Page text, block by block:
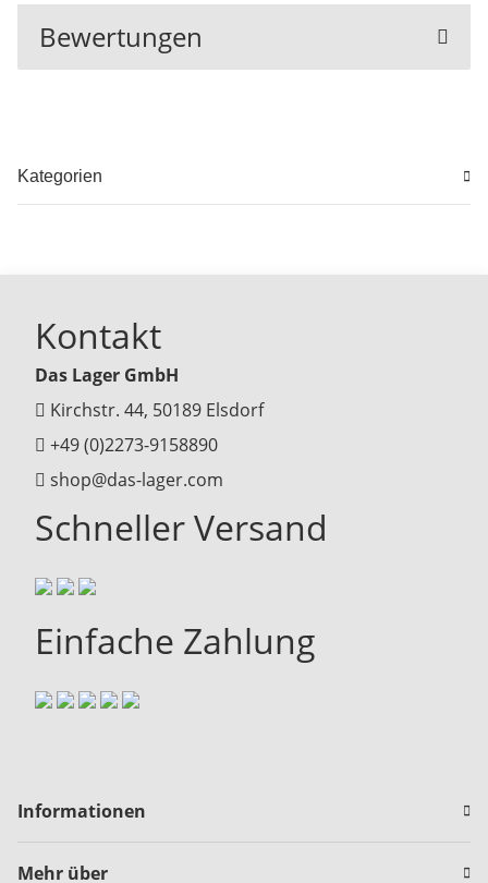
Bewertungen
Kategorien
Kontakt
Das Lager GmbH
Kirchstr. 44, 50189 Elsdorf
+49 (0)2273-9158890
shop@das-lager.com
Schneller Versand
Einfache Zahlung
Informationen
Mehr über